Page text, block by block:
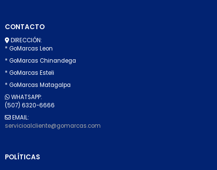
CONTACTO
DIRECCIÓN:
* GoMarcas Leon
* GoMarcas Chinandega
* GoMarcas Esteli
* GoMarcas Matagalpa
WHATSAPP:
(507) 6320-6666
EMAIL:
servicioalcliente@gomarcas.com
POLÍTICAS